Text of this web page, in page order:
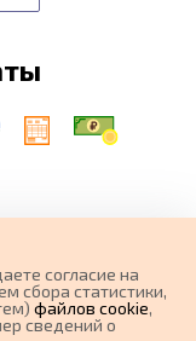
согласие на
сбора статистики,
файлов cookie,
сведений о